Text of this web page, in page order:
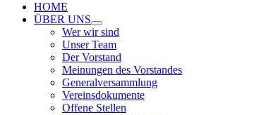
HOME
ÜBER UNS
Wer wir sind
Unser Team
Der Vorstand
Meinungen des Vorstandes
Generalversammlung
Vereinsdokumente
Offene Stellen